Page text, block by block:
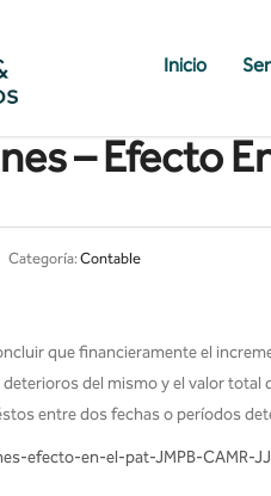
Inicio
– Efecto
Categoría: Contable
que financieramente el
del mismo y el valor
entre dos fechas o períodos
efecto-en-el-pat-JMPB-CAMR-